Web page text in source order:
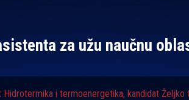
za užu naučnu
i termoenergetika, kandidat Željko